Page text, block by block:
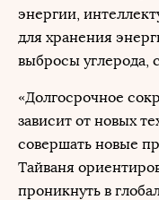
энергии,
для хранения
выбросы углерода,
«Долгосрочное
зависит от новых
совершать новые
Тайваня
проникнуть в